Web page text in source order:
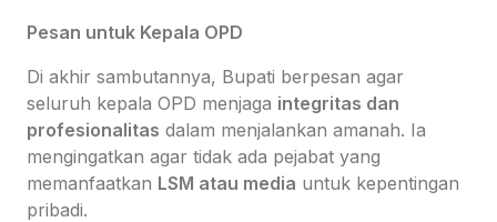
Pesan untuk Kepala OPD
Di akhir sambutannya, Bupati berpesan agar
seluruh kepala OPD menjaga integritas dan
profesionalitas dalam menjalankan amanah. Ia
mengingatkan agar tidak ada pejabat yang
memanfaatkan LSM atau media untuk kepentingan
pribadi.